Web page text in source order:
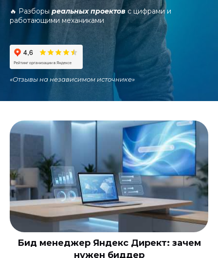
🔥 Разборы реальных проектов с цифрами и
работающими механиками
«Отзывы на независимом источнике»
Бид менеджер Яндекс Директ: зачем
нужен биддер